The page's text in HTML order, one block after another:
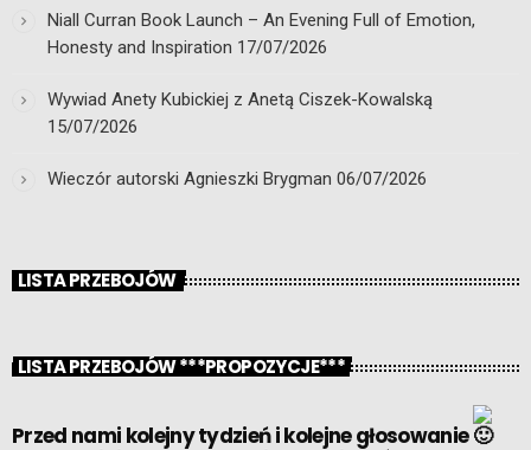
Niall Curran Book Launch – An Evening Full of Emotion,
Honesty and Inspiration 17/07/2026
Wywiad Anety Kubickiej z Anetą Ciszek-Kowalską
15/07/2026
Wieczór autorski Agnieszki Brygman 06/07/2026
LISTA PRZEBOJÓW
LISTA PRZEBOJÓW ***PROPOZYCJE***
Przed nami kolejny tydzień i kolejne głosowanie